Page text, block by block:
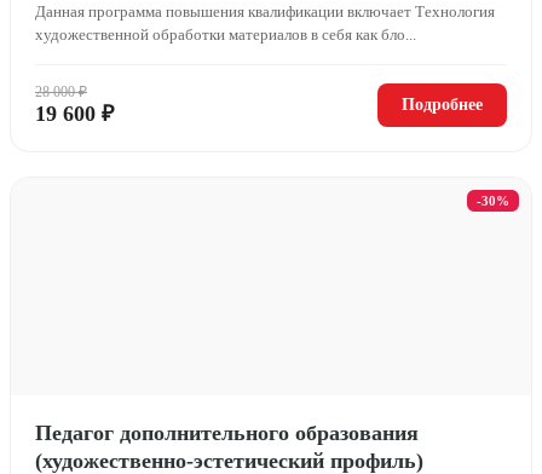
Данная программа повышения квалификации включает Технология
художественной обработки материалов в себя как бло...
28 000 ₽
19 600 ₽ Подробнее
-30%
Педагог дополнительного образования
(художественно-эстетический профиль)